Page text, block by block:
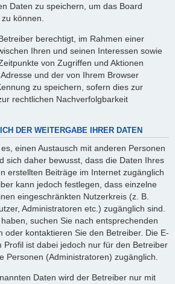
Daten zu speichern, um das Board
können.
berechtigt, im Rahmen einer
Ihren und seinen Interessen sowie
von Zugriffen und Aktionen
und der von Ihrem Browser
zu speichern, sofern dies zur
rechtlichen Nachverfolgbarkeit
DER WEITERGABE IHRER DATEN
einen Austausch mit anderen Personen
sich daher bewusst, dass die Daten Ihres
erstellten Beiträge im Internet zugänglich
kann jedoch festlegen, dass einzelne
eingeschränkten Nutzerkreis (z. B.
Administratoren etc.) zugänglich sind.
suchen Sie nach entsprechenden
oder kontaktieren Sie den Betreiber. Die E-
Profil ist dabei jedoch nur für den Betreiber
Personen (Administratoren) zugänglich.
Daten wird der Betreiber nur mit